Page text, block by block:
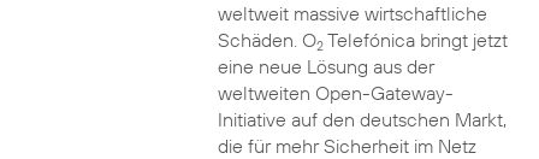
weltweit massive wirtschaftliche
Schäden. O2Telefónica bringt jetzt
eine neue Lösung aus der
weltweiten Open-Gateway-
Initiative auf den deutschen Markt,
die für mehr Sicherheit im Netz